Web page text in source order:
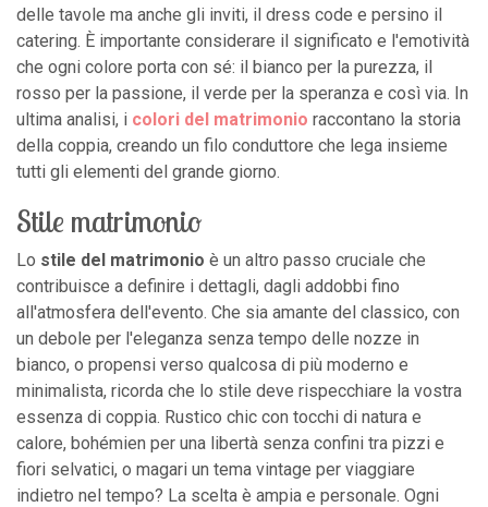
delle tavole ma anche gli inviti, il dress code e persino il
catering. È importante considerare il significato e l'emotività
che ogni colore porta con sé: il bianco per la purezza, il
rosso per la passione, il verde per la speranza e così via. In
ultima analisi, i colori del matrimonio raccontano la storia
della coppia, creando un filo conduttore che lega insieme
tutti gli elementi del grande giorno.
Stile matrimonio
Lo stile del matrimonio è un altro passo cruciale che
contribuisce a definire i dettagli, dagli addobbi fino
all'atmosfera dell'evento. Che sia amante del classico, con
un debole per l'eleganza senza tempo delle nozze in
bianco, o propensi verso qualcosa di più moderno e
minimalista, ricorda che lo stile deve rispecchiare la vostra
essenza di coppia. Rustico chic con tocchi di natura e
calore, bohémien per una libertà senza confini tra pizzi e
fiori selvatici, o magari un tema vintage per viaggiare
indietro nel tempo? La scelta è ampia e personale. Ogni